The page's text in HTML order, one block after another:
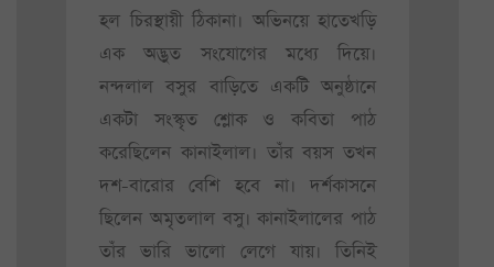
হল চিরস্থায়ী ঠিকানা। অভিনয়ে হাতেখড়ি
এক অদ্ভুত সংযোগের মধ্যে দিয়ে।
নন্দলাল বসুর বাড়িতে একটি অনুষ্ঠানে
একটা সংস্কৃত শ্লোক ও কবিতা পাঠ
করেছিলেন কানাইলাল। তাঁর বয়স তখন
দশ-বারোর বেশি হবে না। দর্শকাসনে
ছিলেন অমৃতলাল বসু। কানাইলালের পাঠ
তাঁর ভারি ভালো লেগে যায়। তিনিই